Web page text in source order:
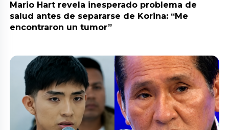
Mario Hart revela inesperado problema de
salud antes de separarse de Korina: “Me
encontraron un tumor”